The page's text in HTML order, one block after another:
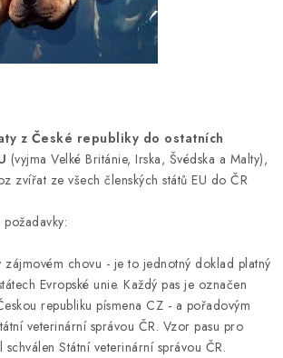
Kontakty
Obchodní podmínky
z České republiky do ostatních
(vyjma Velké Británie, Irska, Švédska a Malty),
zvířat ze všech členských států EU do ČR
zájmovém chovu - je to jednotný doklad platný
Evropské unie. Každý pas je označen
republiku písmena CZ - a pořadovým
veterinární správou ČR. Vzor pasu pro
Státní veterinární správou ČR.